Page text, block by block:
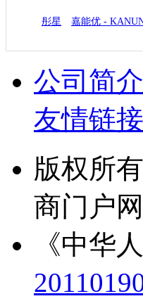
彤星 嘉能优 -
公司简介
友情链接
版权所
商门户
《中华